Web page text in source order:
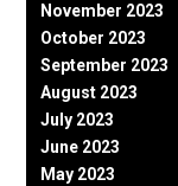
November 2023
October 2023
September 2023
August 2023
July 2023
June 2023
May 2023